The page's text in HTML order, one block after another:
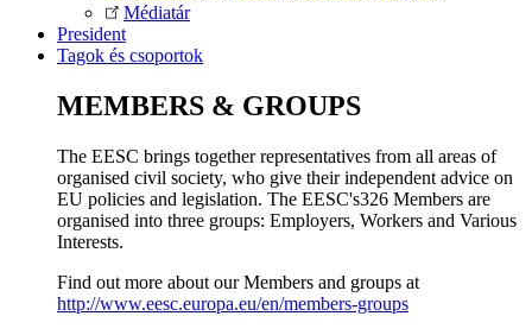
Médiatár
President
Tagok és csoportok
MEMBERS & GROUPS
The EESC brings together representatives from all areas of
organised civil society, who give their independent advice on
EU policies and legislation. The EESC's326 Members are
organised into three groups: Employers, Workers and Various
Interests.
Find out more about our Members and groups at
http://www.eesc.europa.eu/en/members-groups